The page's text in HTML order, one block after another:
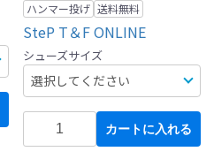
ハンマー投げ 送料無料
SteP T＆F ONLINE
シューズサイズ
カートに入れる